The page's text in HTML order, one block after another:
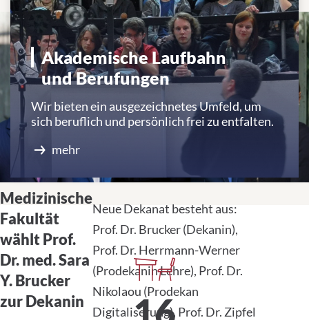
Medizinische
Fakultät
wählt Prof.
Dr. med. Sara
Y. Brucker
zur Dekanin
Neue Dekanat besteht aus:
Prof. Dr. Brucker (Dekanin),
Prof. Dr. Herrmann-Werner
(Prodekanin Lehre), Prof. Dr.
Nikolaou (Prodekan
Digitaliserung), Prof. Dr. Zipfel
Akademische Laufbahn
und Berufungen
Wir bieten ein ausgezeichnetes Umfeld, um
mehr
Daten und Zahlen